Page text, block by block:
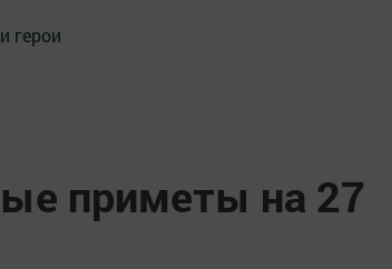
герои
приметы на 27